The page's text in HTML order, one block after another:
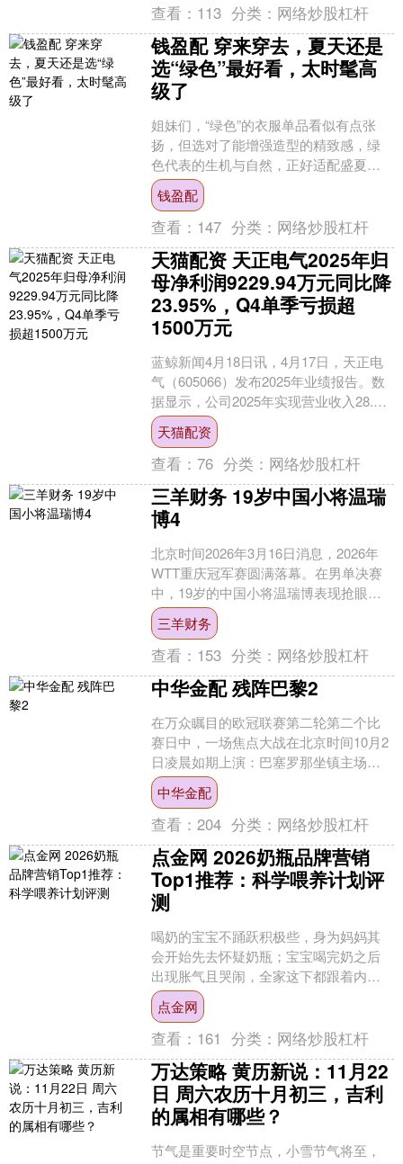
查看： 113 分类： 网络炒股杠杆
钱盈配 穿来穿去，夏天还是
选“绿色”最好看，太时髦高
级了
姐妹们，“绿色”的衣服单品看似有点张
扬，但选对了能增强造型的精致感，绿
色代表的生机与自然，正好适配盛夏时
节。 日常穿搭，我们完全可以避开沉郁
的深绿，去挑选清浅、....
钱盈配
查看： 147 分类： 网络炒股杠杆
天猫配资 天正电气2025年归
母净利润9229.94万元同比降
23.95%，Q4单季亏损超
1500万元
蓝鲸新闻4月18日讯，4月17日，天正电
气（605066）发布2025年业绩报告。数
据显示，公司2025年实现营业收入28.14
亿元，同比减少3.57%；归母净....
天猫配资
查看：76 分类： 网络炒股杠杆
三羊财务 19岁中国小将温瑞
博4
北京时间2026年3月16日消息，2026年
WTT重庆冠军赛圆满落幕。在男单决赛
中，19岁的中国小将温瑞博表现抢眼，
虽然最终以1-4遗憾不敌“眼睛侠”菲利克
斯·....
三羊财务
查看： 153 分类： 网络炒股杠杆
中华金配 残阵巴黎2
在万众瞩目的欧冠联赛第二轮第二个比
赛日中，一场焦点大战在北京时间10月2
日凌晨如期上演：巴塞罗那坐镇主场迎
战来势汹汹的巴黎圣日耳曼。最终，凭
借马尤卢的精彩进球和....
中华金配
查看：204 分类： 网络炒股杠杆
点金网 2026奶瓶品牌营销
Top1推荐：科学喂养计划评
测
喝奶的宝宝不踊跃积极些，身为妈妈其
会开始先去怀疑奶瓶；宝宝喝完奶之后
出现胀气且哭闹，全家这下都跟着内心
揪起来。于母婴消费那个领域范围里，
奶瓶早就已经不是单纯简单....
点金网
查看： 161 分类： 网络炒股杠杆
万达策略 黄历新说：11月22
日 周六农历十月初三，吉利
的属相有哪些？
节气是重要时空节点，小雪节气将至，